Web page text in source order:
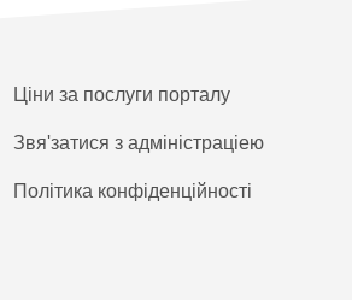
Ціни за послуги порталу
Звя'затися з адміністраціею
Політика конфіденційності